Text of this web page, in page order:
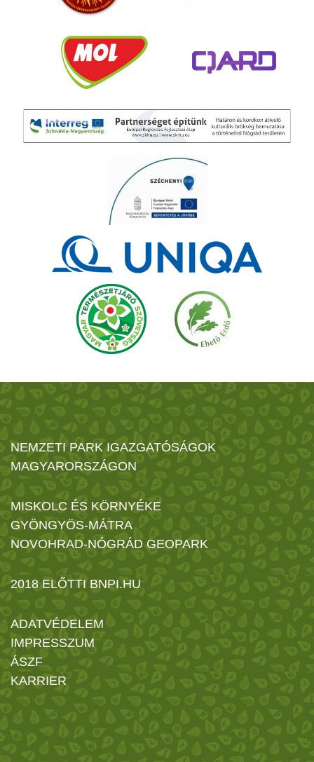
NEMZETI PARK IGAZGATÓSÁGOK
MAGYARORSZÁGON
MISKOLC ÉS KÖRNYÉKE
GYÖNGYÖS-MÁTRA
NOVOHRAD-NÓGRÁD GEOPARK
2018 ELŐTTI BNPI.HU
ADATVÉDELEM
IMPRESSZUM
ÁSZF
KARRIER